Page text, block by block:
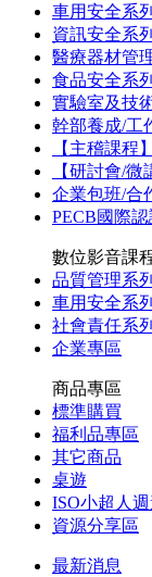
車用安全系列
資訊安全系列
醫療器材管
食品安全系列
實驗室及技
幹部養成/工
【主稽課程
【研討會/微
企業包班/合
PECB國際
數位影音課
品質管理系列
車用安全系列
社會責任系列
企業專區
商品專區
標準購買
福利品專區
其它商品
桌遊
ISO小超人
資源分享區
最新消息